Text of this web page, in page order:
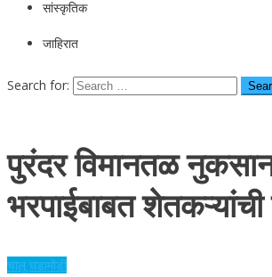
सांस्कृतिक
जाहिरात
Search for:
पुरंदर विमानतळ
भरपाईबाबत
चालू घडामोडी